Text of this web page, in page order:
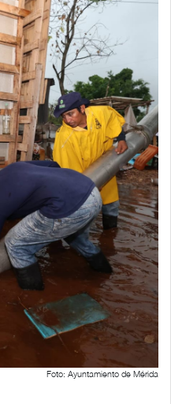
Foto: Ayuntamiento de Mérida